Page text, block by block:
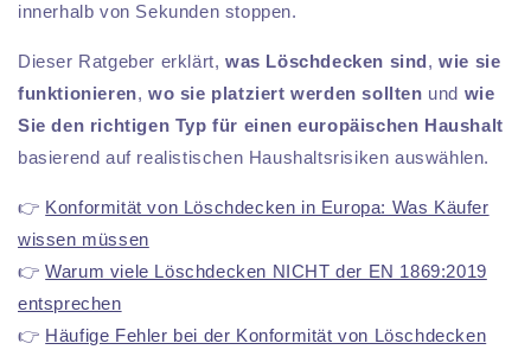
innerhalb von Sekunden stoppen.
Dieser Ratgeber erklärt, was Löschdecken sind,wie sie
funktionieren,wo sie platziert werden sollten und wie
Sie den richtigen Typ für einen europäischen Haushalt
basierend auf realistischen Haushaltsrisiken auswählen.
👉 Konformität von Löschdecken in Europa: Was Käufer
wissen müssen
👉Warum viele Löschdecken NICHT der EN 1869:2019
entsprechen
👉 Häufige Fehler bei der Konformität von Löschdecken